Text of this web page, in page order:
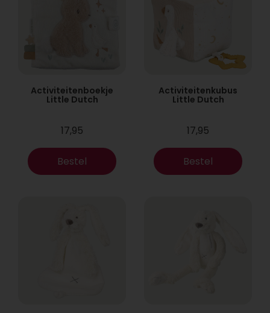
Activiteitenboekje
Little Dutch
17,95
Bestel
Activiteitenkubus
Little Dutch
17,95
Bestel